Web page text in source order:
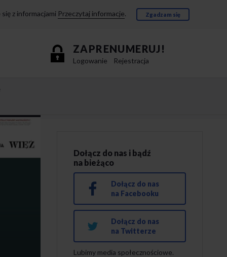
z informacjami Przeczytaj informacje. Zgadzam się
ZAPRENUMERUJ!
Logowanie Rejestracja
Dołącz do nas i bądź
na bieżąco
Dołącz do nas
na Facebooku
Dołącz do nas
na Twitterze
Lubimy media społecznościowe.